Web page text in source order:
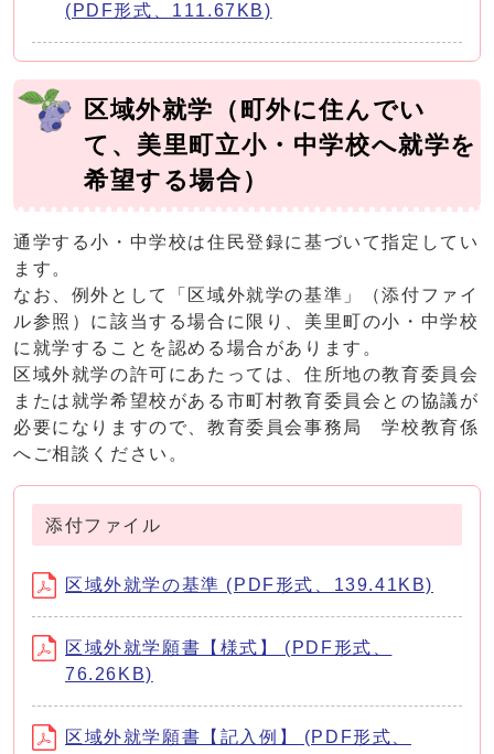
(PDF形式、111.67KB)
区域外就学（町外に住んでい
て、美里町立小・中学校へ就学を
希望する場合）
通学する小・中学校は住民登録に基づいて指定してい
ます。
なお、例外として「区域外就学の基準」（添付ファイ
ル参照）に該当する場合に限り、美里町の小・中学校
に就学することを認める場合があります。
区域外就学の許可にあたっては、住所地の教育委員会
または就学希望校がある市町村教育委員会との協議が
必要になりますので、教育委員会事務局 学校教育係
へご相談ください。
添付ファイル
区域外就学の基準 (PDF形式、139.41KB)
区域外就学願書【様式】 (PDF形式、
76.26KB)
区域外就学願書【記入例】 (PDF形式、